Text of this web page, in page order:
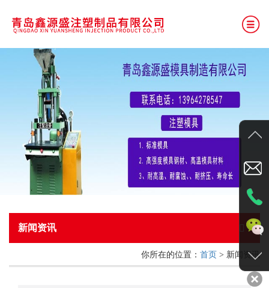
网站首页
产品展示
厂房展示
联系我们
新闻资讯
你所在的位置： 首页 > 新闻资讯